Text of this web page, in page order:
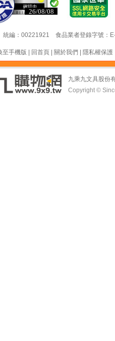
26/08/08
26/08/08
編：00221921 食品業者登錄字號
至手機版 回首頁| 關於我們 隱私權保護
九乘九文具股份
Copyright ©